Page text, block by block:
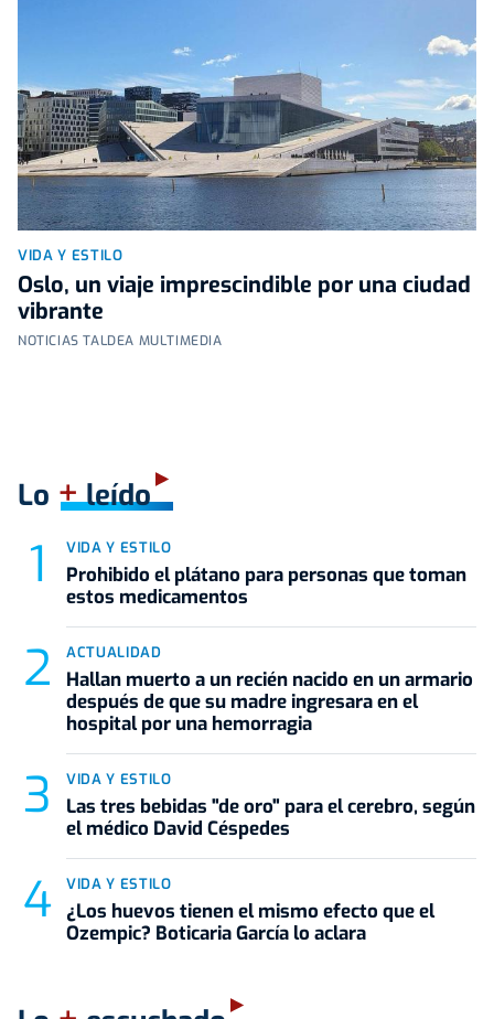
VIDA Y ESTILO
Oslo, un viaje imprescindible por una ciudad
vibrante
NOTICIAS TALDEA MULTIMEDIA
Lo +leído
VIDA Y ESTILO
Prohibido el plátano para personas que toman
estos medicamentos
ACTUALIDAD
Hallan muerto a un recién nacido en un armario
después de que su madre ingresara en el
hospital por una hemorragia
VIDA Y ESTILO
Las tres bebidas "de oro" para el cerebro, según
el médico David Céspedes
VIDA Y ESTILO
¿Los huevos tienen el mismo efecto que el
Ozempic? Boticaria García lo aclara